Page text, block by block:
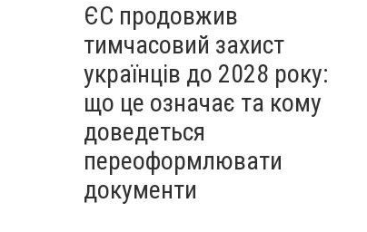
ЄС продовжив
тимчасовий захист
українців до 2028 року:
що це означає та кому
доведеться
переоформлювати
документи